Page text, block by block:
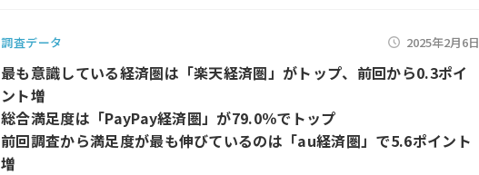
調査データ 2025年2月6日
最も意識している経済圏は「楽天経済圏」がトップ、前回から0.3ポイ
ント増
総合満足度は「PayPay経済圏」が79.0％でトップ
前回調査から満足度が最も伸びているのは「au経済圏」で5.6ポイント
増